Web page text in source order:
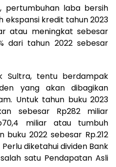
pertumbuhan laba bersih
ekspansi kredit tahun 2023
atau meningkat sebesar
dari tahun 2022 sebesar
Sultra, tentu berdampak
yang akan dibagikan
Untuk tahun buku 2023
sebesar Rp282 miliar
miliar atau tumbuh
buku 2022 sebesar Rp.212
diketahui dividen Bank
satu Pendapatan Asli